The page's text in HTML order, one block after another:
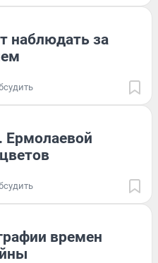
наблюдать за
Ермолаевой
времен